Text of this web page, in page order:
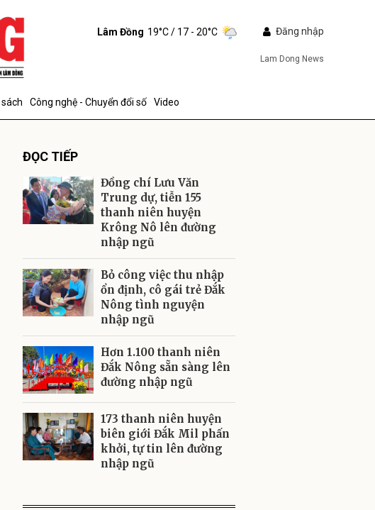
Lâm Đồng 19°C/ 17 - 20°C Đăng nhập
Lam Dong News
Công nghệ - Chuyển đổi số Video
ĐỌC TIẾP
Đồng chí Lưu Văn
Trung dự, tiễn 155
thanh niên huyện
Krông Nô lên đường
nhập ngũ
Bỏ công việc thu nhập
ổn định, cô gái trẻ Đắk
Nông tình nguyện
nhập ngũ
Hơn 1.100 thanh niên
Đắk Nông sẵn sàng lên
đường nhập ngũ
173 thanh niên huyện
biên giới Đắk Mil phấn
khởi, tự tin lên đường
nhập ngũ